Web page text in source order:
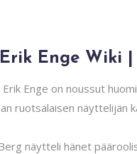
Enge Wiki |
Enge on noussut
ruotsalaisen näyttelijän
näytteli hänet